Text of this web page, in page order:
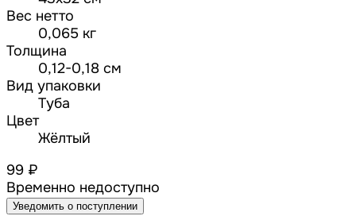
Вес нетто
0,065 кг
Толщина
0,12-0,18 см
Вид упаковки
Туба
Цвет
Жёлтый
99 ₽
Временно недоступно
Уведомить о поступлении